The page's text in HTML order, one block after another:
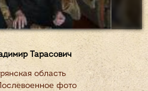
Тарасович
область
фото